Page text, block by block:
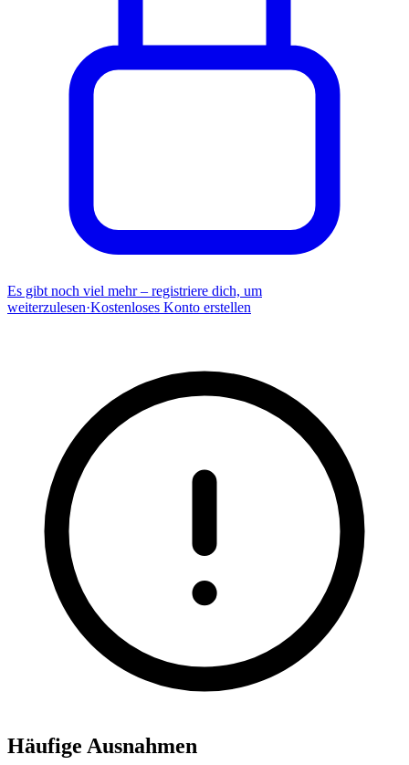
Es gibt noch viel mehr – registriere dich, um
weiterzulesen·Kostenloses Konto erstellen
Häufige Ausnahmen